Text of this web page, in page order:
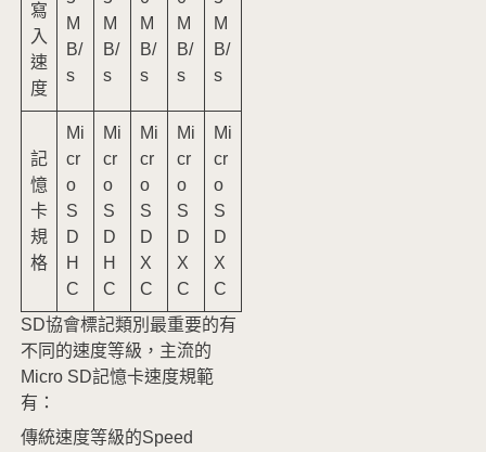
寫
入
速
度
M
B/
s
M
B/
s
M
B/
s
M
B/
s
M
B/
s
記
憶
卡
規
格
Mi
cr
o
S
D
H
C
Mi
cr
o
S
D
H
C
Mi
cr
o
S
D
X
C
Mi
cr
o
S
D
X
C
Mi
cr
o
S
D
X
C
SD協會標記類別最重要的有
不同的速度等級，主流的
Micro SD記憶卡速度規範
有：
傳統速度等級的Speed